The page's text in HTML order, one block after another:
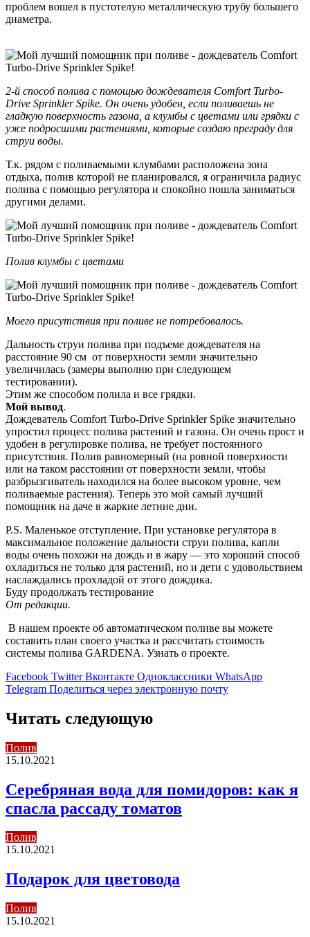
проблем вошел в пустотелую металлическую трубу большего
диаметра.
2-й способ полива с помощью дождевателя Comfort Turbo-
Drive Sprinkler Spike. Он очень удобен, если поливаешь не
гладкую поверхность газона, а клумбы с цветами или грядки с
уже подросшими растениями, которые создаю преграду для
струи воды.
Т.к. рядом с поливаемыми клумбами расположена зона
отдыха, полив которой не планировался, я ограничила радиус
полива с помощью регулятора и спокойно пошла заниматься
другими делами.
Полив клумбы с цветами
Моего присутствия при поливе не потребовалось.
Дальность струи полива при подъеме дождевателя на
расстояние 90 см от поверхности земли значительно
увеличилась (замеры выполню при следующем
тестировании).
Этим же способом полила и все грядки.
Мой вывод.
Дождеватель Comfort Turbo-Drive Sprinkler Spike значительно
упростил процесс полива растений и газона. Он очень прост и
удобен в регулировке полива, не требует постоянного
присутствия. Полив равномерный (на ровной поверхности
или на таком расстоянии от поверхности земли, чтобы
разбрызгиватель находился на более высоком уровне, чем
поливаемые растения). Теперь это мой самый лучший
помощник на даче в жаркие летние дни.
P.S. Маленькое отступление. При установке регулятора в
максимальное положение дальности струи полива, капли
воды очень похожи на дождь и в жару — это хороший способ
охладиться не только для растений, но и дети с удовольствием
наслаждались прохладой от этого дождика.
Буду продолжать тестирование
От редакции.
В нашем проекте об автоматическом поливе вы можете
составить план своего участка и рассчитать стоимость
системы полива GARDENA. Узнать о проекте.
Facebook Twitter Вконтакте Одноклассники WhatsApp
Telegram Поделиться через электронную почту
Читать следующую
Полив
15.10.2021
Серебряная вода для помидоров: как я
спасла рассаду томатов
Полив
15.10.2021
Подарок для цветовода
Полив
15.10.2021